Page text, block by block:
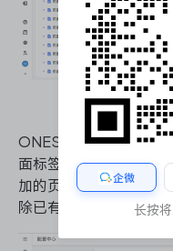
在页面组搜
ONES Wiki 管理员能够
面标签」中查看团队内
加的页面数量，同时可
除已有的标签时，页面
企微
长按